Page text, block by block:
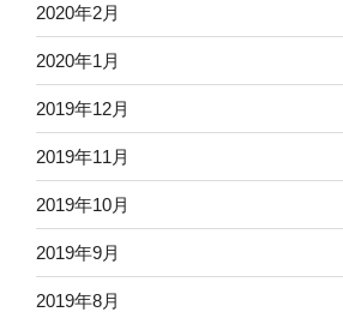
2020年2月
2020年1月
2019年12月
2019年11月
2019年10月
2019年9月
2019年8月